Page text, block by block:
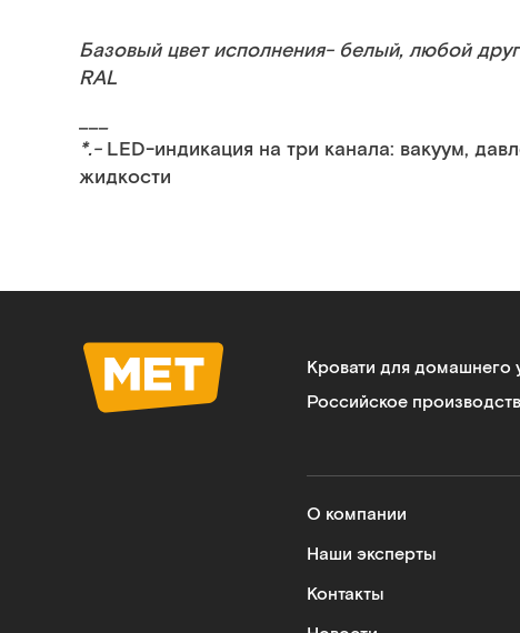
Базовый цвет исполнения- белый, любой
RAL
___
*.- LED-индикация на три канала: вакуум,
жидкости
Кровати для домашнего
Российское
О компании
Наши эксперты
Контакты